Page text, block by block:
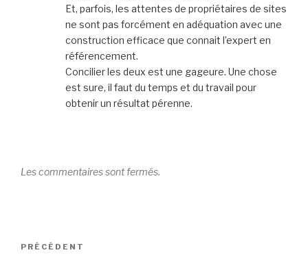
Et, parfois, les attentes de propriétaires de sites
ne sont pas forcément en adéquation avec une
construction efficace que connait l’expert en
référencement.
Concilier les deux est une gageure. Une chose
est sure, il faut du temps et du travail pour
obtenir un résultat pérenne.
Les commentaires sont fermés.
Navigation
Article
PRÉCÉDENT